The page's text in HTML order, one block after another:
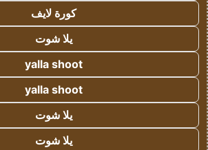
كورة لايف
يلا شوت
yalla shoot
yalla shoot
يلا شوت
يلا شوت